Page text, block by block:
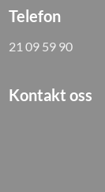
Telefon
21 09 59 90
Kontakt oss